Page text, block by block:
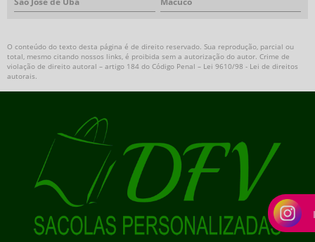
O conteúdo do texto desta página é de direito reservado. Sua reprodução, parcial ou
total, mesmo citando nossos links, é proibida sem a autorização do autor. Crime de
violação de direito autoral – artigo 184 do Código Penal – Lei 9610/98 - Lei de direitos
autorais.